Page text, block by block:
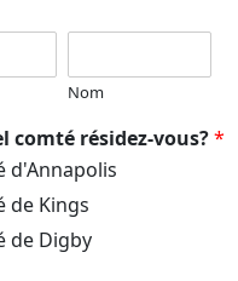
Nom
comté résidez-vous?*
d'Annapolis
de Kings
de Digby